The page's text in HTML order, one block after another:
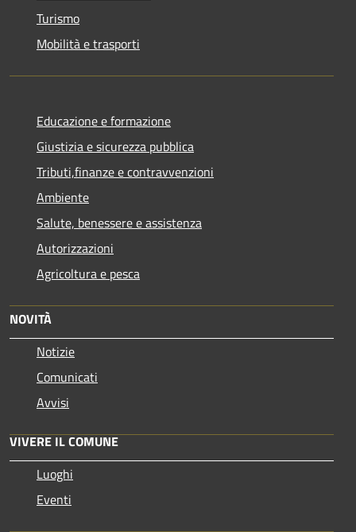
Turismo
Mobilità e trasporti
Educazione e formazione
Giustizia e sicurezza pubblica
Tributi,finanze e contravvenzioni
Ambiente
Salute, benessere e assistenza
Autorizzazioni
Agricoltura e pesca
NOVITÀ
Notizie
Comunicati
Avvisi
VIVERE IL COMUNE
Luoghi
Eventi